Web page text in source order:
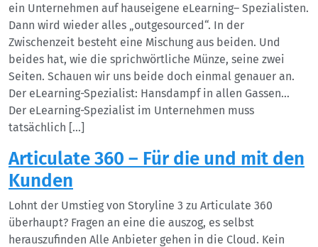
ein Unternehmen auf hauseigene eLearning– Spezialisten.
Dann wird wieder alles „outgesourced“. In der
Zwischenzeit besteht eine Mischung aus beiden. Und
beides hat, wie die sprichwörtliche Münze, seine zwei
Seiten. Schauen wir uns beide doch einmal genauer an.
Der eLearning-Spezialist: Hansdampf in allen Gassen…
Der eLearning-Spezialist im Unternehmen muss
tatsächlich […]
Articulate 360 – Für die und mit den
Kunden
Lohnt der Umstieg von Storyline 3 zu Articulate 360
überhaupt? Fragen an eine die auszog, es selbst
herauszufinden Alle Anbieter gehen in die Cloud. Kein